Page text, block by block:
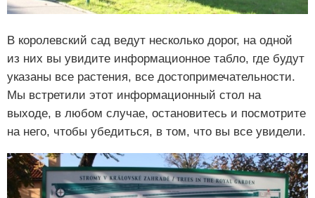
В королевский сад ведут несколько дорог, на одной
из них вы увидите информационное табло, где будут
указаны все растения, все достопримечательности.
Мы встретили этот информационный стол на
выходе, в любом случае, остановитесь и посмотрите
на него, чтобы убедиться, в том, что вы все увидели.